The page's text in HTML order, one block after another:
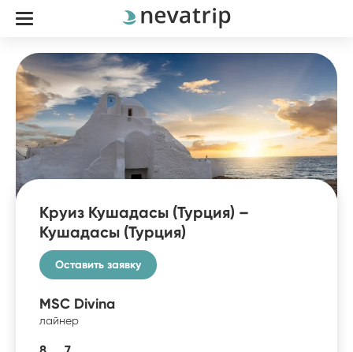
Круиз Кушадасы (Турция) –
Кушадасы (Турция)
Оставить заявку
MSC Divina
лайнер